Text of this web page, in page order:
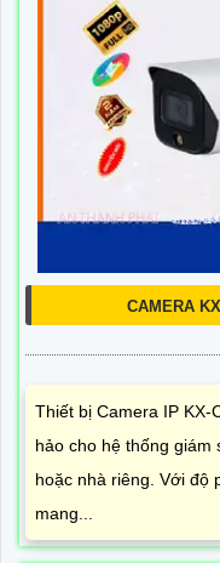
CAMERA
Thiết bị Camera IP KX-
hảo cho hệ thống giám
hoặc nhà riêng. Với độ
mang...